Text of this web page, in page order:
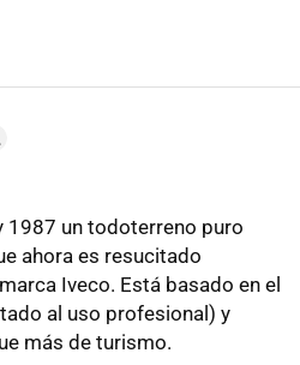
1987 un todoterreno puro
ahora es resucitado
Iveco. Está basado en el
al uso profesional) y
más de turismo.